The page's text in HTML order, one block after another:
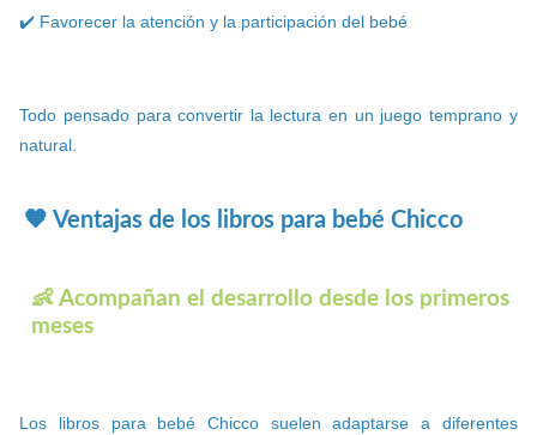
✔️ Favorecer la atención y la participación del bebé
Todo pensado para convertir la lectura en un juego temprano y
natural.
🧡 Ventajas de los libros para bebé Chicco
👶 Acompañan el desarrollo desde los primeros
meses
Los libros para bebé Chicco suelen adaptarse a diferentes